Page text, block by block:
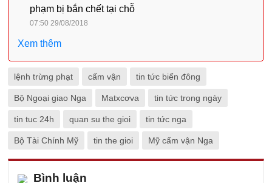
phạm bị bắn chết tại chỗ
07:50 29/08/2018
Xem thêm
lệnh trừng phạt cấm vận tin tức biển đông
Bộ Ngoại giao Nga Matxcơva tin tức trong ngày
tin tuc 24h quan su the gioi tin tức nga
Bộ Tài Chính Mỹ tin the gioi Mỹ cấm vận Nga
Bình luận